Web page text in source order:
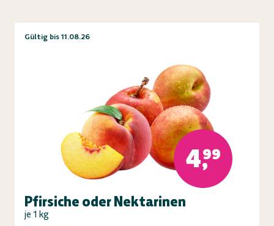
Gültig bis 11.08.26
4,99
Pfirsiche oder Nektarinen
je 1 kg